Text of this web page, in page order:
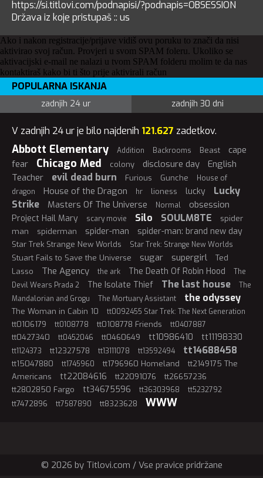
https://si.titlovi.com/podnapisi/?podnapis=OBSESSION
Država iz koje pristupaš :: us
Ako i nakon registracije/prijave vidiš ovu poruku to znači da nisi
aktivirao svoj račun. Provjeri u svom SPAM foleru. Ukoliko se
aktivacijski e-mail ne nalazi u tvom SPAM folderu molim te da nas
kontaktiraš kako bi ti što prije aktivirali račun
POPULARNA ISKANJA
zadnjih 24 ur zadnjih 30 dni
V zadnjih 24 ur je bilo najdenih 121.627 zadetkov.
Abbott Elementary Addition Backrooms Beast
cape
fear
Chicago Med colony disclosure day
English
Teacher
evil dead burn Furious Gunche
House of
dragon
House of the Dragon hr lioness lucky
Lucky
Strike
Masters Of The Universe Normal obsession
Project Hail Mary scary movie Silo SOULM8TE
spider
man
spiderman spider-man spider-man: brand new day
Star Trek Strange New Worlds Star Trek: Strange New Worlds
Stuart Fails to Save the Universe sugar supergirl
Ted
Lasso
The Agency the ark The Death Of Robin Hood
The
Devil Wears Prada 2
The Isolate Thief The last house
The
Mandalorian and Grogu
The Mortuary Assistant the odyssey
The Woman in Cabin 10 tt0092455 Star Trek: The Next Generation
tt0106179 tt0108778 tt0108778 Friends tt0407887
tt0427340 tt0452046 tt0460649 tt10986410 tt11198330
tt1124373 tt12327578 tt13111078 tt13592494 tt14688458
tt15047880 tt1745960 tt1796960 Homeland
tt2149175 The
Americans
tt22084616 tt22091076
tt26657236
tt2802850 Fargo
tt34675596 tt36303968 tt5232792
tt7472896 tt7587890 tt8323628 WWW
© 2026 by Titlovi.com / Vse pravice pridržane